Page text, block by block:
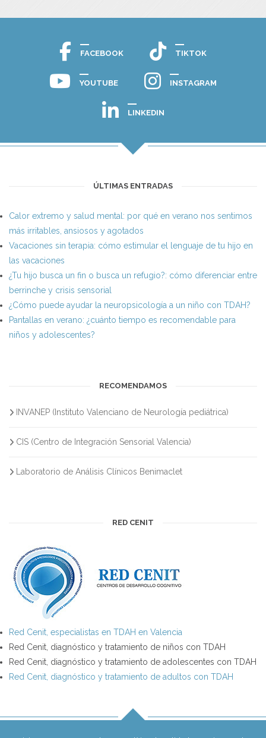
FACEBOOK TIKTOK
YOUTUBE INSTAGRAM
LINKEDIN
ÚLTIMAS ENTRADAS
Calor extremo y salud mental: por qué en verano nos sentimos
más irritables, ansiosos y agotados
Vacaciones sin terapia: cómo estimular el lenguaje de tu hijo en
las vacaciones
¿Tu hijo busca un fin o busca un refugio?: cómo diferenciar entre
berrinche y crisis sensorial
¿Cómo puede ayudar la neuropsicología a un niño con TDAH?
Pantallas en verano: ¿cuánto tiempo es recomendable para
niños y adolescentes?
RECOMENDAMOS
INVANEP (Instituto Valenciano de Neurología pediátrica)
CIS (Centro de Integración Sensorial Valencia)
Laboratorio de Análisis Clínicos Benimaclet
RED CENIT
Red Cenit, especialistas en TDAH en Valencia
Red Cenit, diagnóstico y tratamiento de niños con TDAH
Red Cenit, diagnóstico y tratamiento de adolescentes con TDAH
Red Cenit, diagnóstico y tratamiento de adultos con TDAH